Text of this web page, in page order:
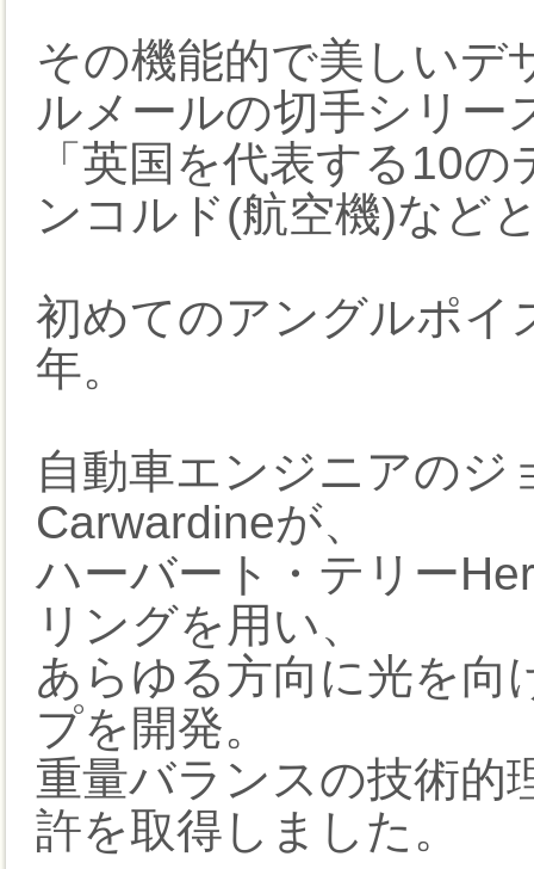
その機能的で美しいデ
ルメールの切手シリー
「英国を代表する10
ンコルド(航空機)など
初めてのアングルポイ
年。
自動車エンジニアのジ
Carwardineが、
ハーバート・テリー
リングを用い、
あらゆる方向に光を向
プを開発。
重量バランスの技術的
許を取得しました。